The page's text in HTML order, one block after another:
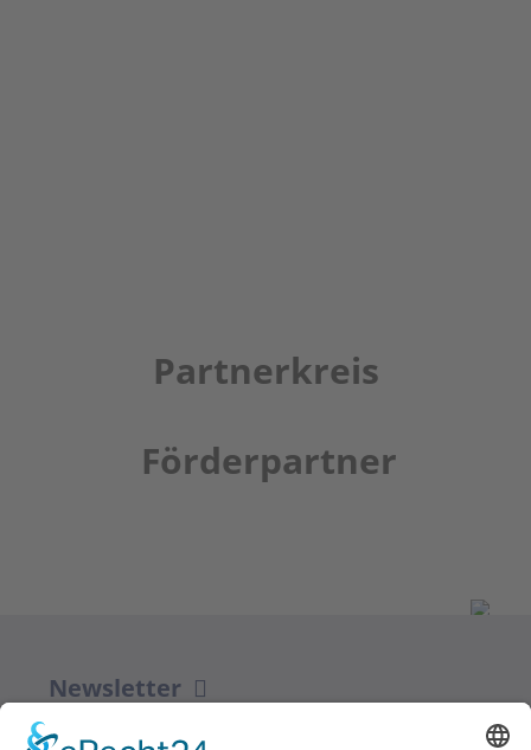
Partnerkreis
Förderpartner
Newsletter